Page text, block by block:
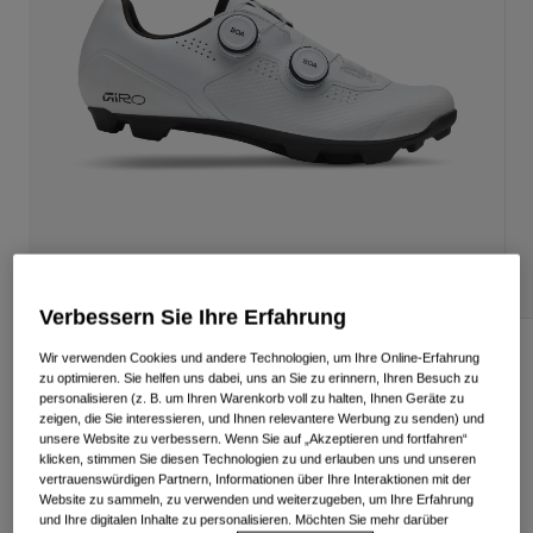
Schuhe
Rennrad Schuhe
Bekleidung
Rennrad Bekleidung
Mountainbike Bekleidung
Alle anzeigen
Schutzbrillen
Kinder
Helme
Schutzbrillen
Regime XC Schuh
Artikelnr.38896
249,99 €
Verbessern Sie Ihre Erfahrung
Wir verwenden Cookies und andere Technologien, um Ihre Online-Erfahrung
zu optimieren. Sie helfen uns dabei, uns an Sie zu erinnern, Ihren Besuch zu
personalisieren (z. B. um Ihren Warenkorb voll zu halten, Ihnen Geräte zu
zeigen, die Sie interessieren, und Ihnen relevantere Werbung zu senden) und
unsere Website zu verbessern. Wenn Sie auf „Akzeptieren und fortfahren“
klicken, stimmen Sie diesen Technologien zu und erlauben uns und unseren
vertrauenswürdigen Partnern, Informationen über Ihre Interaktionen mit der
Website zu sammeln, zu verwenden und weiterzugeben, um Ihre Erfahrung
und Ihre digitalen Inhalte zu personalisieren. Möchten Sie mehr darüber